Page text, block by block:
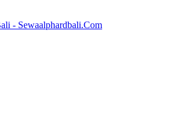
- Sewaalphardbali.Com